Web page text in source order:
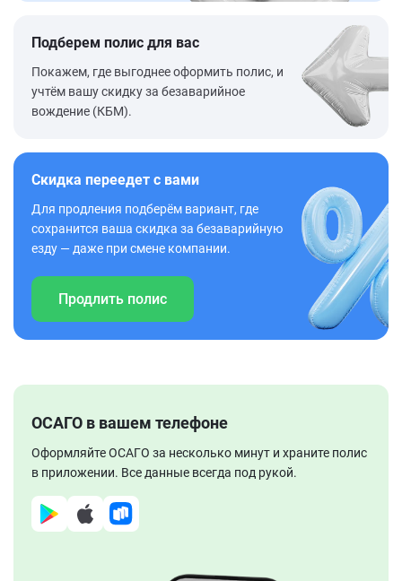
Подберем полис для вас
Покажем, где выгоднее оформить полис, и
учтём вашу скидку за безаварийное
вождение (КБМ).
Скидка переедет с вами
Для продления подберём вариант, где
сохранится ваша скидка за безаварийную
езду — даже при смене компании.
Продлить полис
ОСАГО в вашем телефоне
Оформляйте ОСАГО за несколько минут и храните полис
в приложении. Все данные всегда под рукой.